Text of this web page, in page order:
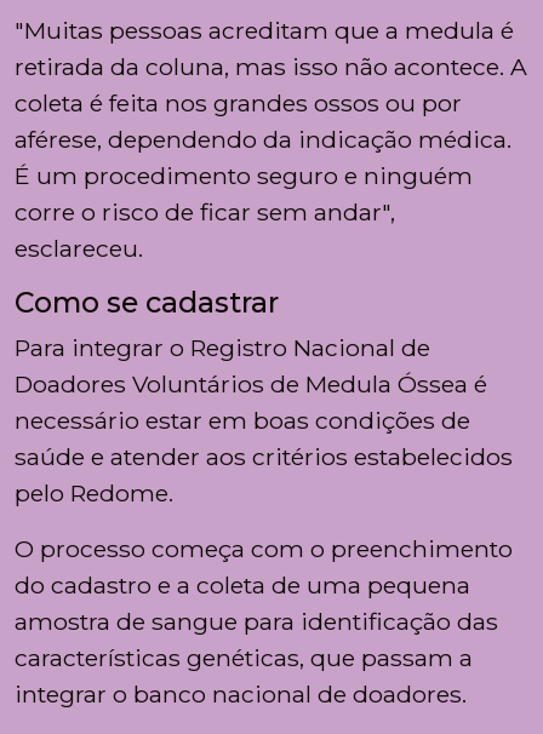
"Muitas pessoas acreditam que a medula é
retirada da coluna, mas isso não acontece. A
coleta é feita nos grandes ossos ou por
aférese, dependendo da indicação médica.
É um procedimento seguro e ninguém
corre o risco de ficar sem andar",
esclareceu.
Como se cadastrar
Para integrar o Registro Nacional de
Doadores Voluntários de Medula Óssea é
necessário estar em boas condições de
saúde e atender aos critérios estabelecidos
pelo Redome.
O processo começa com o preenchimento
do cadastro e a coleta de uma pequena
amostra de sangue para identificação das
características genéticas, que passam a
integrar o banco nacional de doadores.